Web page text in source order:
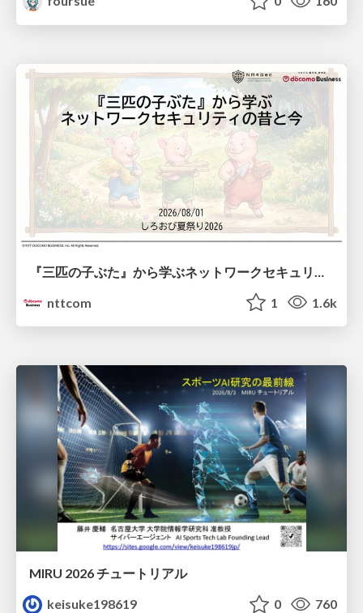
nttcom
1 1.6k
MIRU 2026 チュートリアル
keisuke198619
0 760